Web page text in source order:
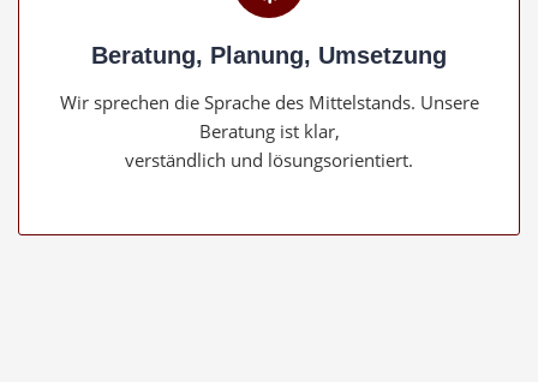
Beratung, Planung, Umsetzung
Wir sprechen die Sprache des Mittelstands. Unsere
Beratung ist klar,
verständlich und lösungsorientiert.